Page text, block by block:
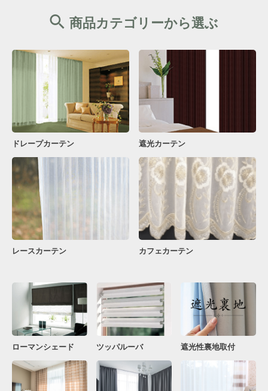
商品カテゴリーから選ぶ
ドレープカーテン 遮光カーテン
レースカーテン カフェカーテン
ローマンシェード ツッパルーバ 遮光性裏地取付